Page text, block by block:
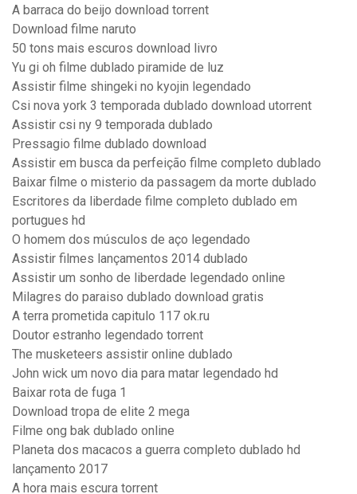
A barraca do beijo download torrent
Download filme naruto
50 tons mais escuros download livro
Yu gi oh filme dublado piramide de luz
Assistir filme shingeki no kyojin legendado
Csi nova york 3 temporada dublado download utorrent
Assistir csi ny 9 temporada dublado
Pressagio filme dublado download
Assistir em busca da perfeição filme completo dublado
Baixar filme o misterio da passagem da morte dublado
Escritores da liberdade filme completo dublado em
portugues hd
O homem dos músculos de aço legendado
Assistir filmes lançamentos 2014 dublado
Assistir um sonho de liberdade legendado online
Milagres do paraiso dublado download gratis
A terra prometida capitulo 117 ok.ru
Doutor estranho legendado torrent
The musketeers assistir online dublado
John wick um novo dia para matar legendado hd
Baixar rota de fuga 1
Download tropa de elite 2 mega
Filme ong bak dublado online
Planeta dos macacos a guerra completo dublado hd
lançamento 2017
A hora mais escura torrent